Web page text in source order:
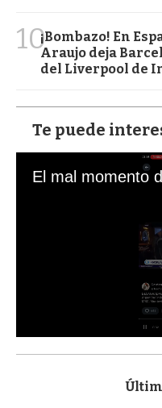
10¡Bombazo! En
Araujo deja
del Liverpool de
Te puede
s